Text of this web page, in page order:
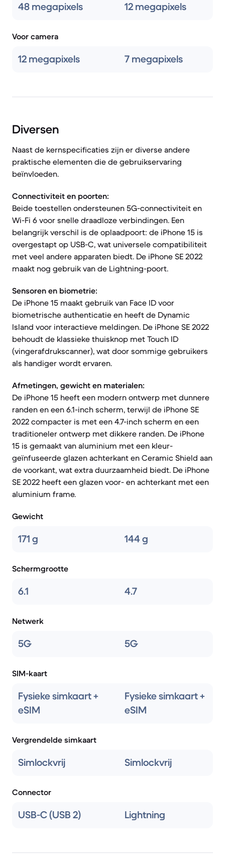
48 megapixels 12 megapixels
Voor camera
12 megapixels 7 megapixels
Diversen
Naast de kernspecificaties zijn er diverse andere
praktische elementen die de gebruikservaring
beïnvloeden.
Connectiviteit en poorten:
Beide toestellen ondersteunen 5G-connectiviteit en
Wi-Fi 6 voor snelle draadloze verbindingen. Een
belangrijk verschil is de oplaadpoort: de iPhone 15 is
overgestapt op USB-C, wat universele compatibiliteit
met veel andere apparaten biedt. De iPhone SE 2022
maakt nog gebruik van de Lightning-poort.
Sensoren en biometrie:
De iPhone 15 maakt gebruik van Face ID voor
biometrische authenticatie en heeft de Dynamic
Island voor interactieve meldingen. De iPhone SE 2022
behoudt de klassieke thuisknop met Touch ID
(vingerafdrukscanner), wat door sommige gebruikers
als handiger wordt ervaren.
Afmetingen, gewicht en materialen:
De iPhone 15 heeft een modern ontwerp met dunnere
randen en een 6.1-inch scherm, terwijl de iPhone SE
2022 compacter is met een 4.7-inch scherm en een
traditioneler ontwerp met dikkere randen. De iPhone
15 is gemaakt van aluminium met een kleur-
geïnfuseerde glazen achterkant en Ceramic Shield aan
de voorkant, wat extra duurzaamheid biedt. De iPhone
SE 2022 heeft een glazen voor- en achterkant met een
aluminium frame.
Gewicht
171 g 144 g
Schermgrootte
6.1 4.7
Netwerk
5G 5G
SIM-kaart
Fysieke simkaart +
eSIM
Fysieke simkaart +
eSIM
Vergrendelde simkaart
Simlockvrij Simlockvrij
Connector
USB-C (USB 2) Lightning